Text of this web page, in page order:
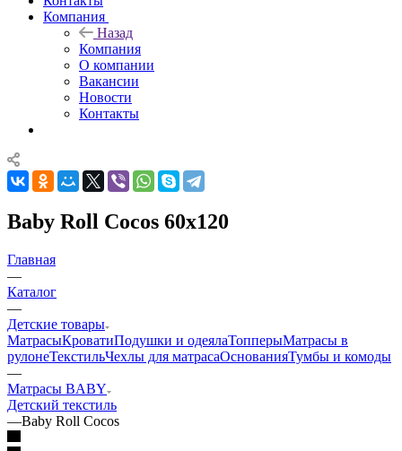
Компания
Назад
Компания
О компании
Вакансии
Новости
Контакты
Baby Roll Cocos 60x120
Главная
—
Каталог
—
Детские товары
МатрасыКроватиПодушки и одеялаТопперыМатрасы в
рулонеТекстильЧехлы для матрасаОснованияТумбы и комоды
—
Матрасы BABY
Детский текстиль
—Baby Roll Cocos